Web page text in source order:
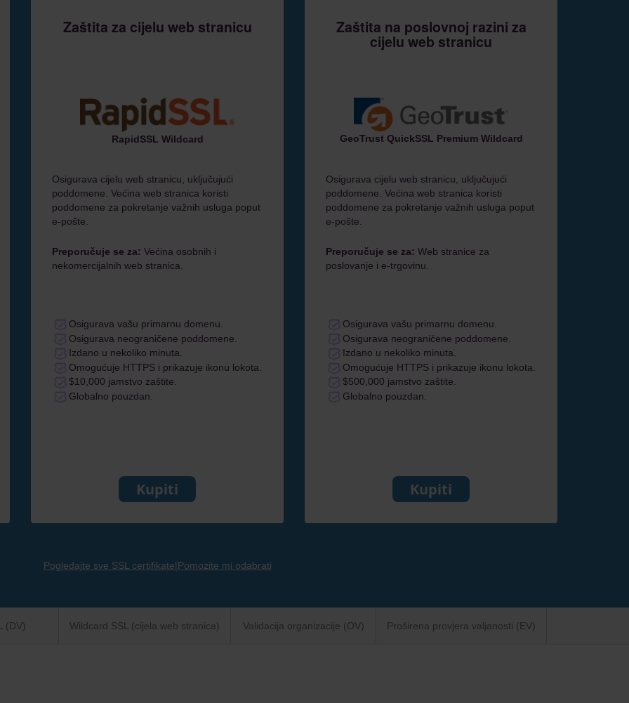
Zaštita za cijelu web stranicu
RapidSSL Wildcard
Osigurava cijelu web stranicu, uključujući
poddomene. Većina web stranica koristi
poddomene za pokretanje važnih usluga poput
e-pošte.
Preporučuje se za: Većina osobnih i
nekomercijalnih web stranica.
Osigurava vašu primarnu domenu.
Osigurava neograničene poddomene.
Izdano u nekoliko minuta.
Omogućuje HTTPS i prikazuje ikonu lokota.
$10,000 jamstvo zaštite.
Globalno pouzdan.
Kupiti
Zaštita na poslovnoj razini za
cijelu web stranicu
GeoTrust QuickSSL Premium Wildcard
Osigurava cijelu web stranicu, uključujući
poddomene. Većina web stranica koristi
poddomene za pokretanje važnih usluga poput
e-pošte.
Preporučuje se za: Web stranice za
poslovanje i e-trgovinu.
Osigurava vašu primarnu domenu.
Osigurava neograničene poddomene.
Izdano u nekoliko minuta.
Omogućuje HTTPS i prikazuje ikonu lokota.
$500,000 jamstvo zaštite.
Globalno pouzdan.
Kupiti
Pogledajte sve SSL certifikate|Pomozite mi odabrati
(DV) Wildcard SSL (cijela web stranica) Validacija organizacije (OV) Proširena provjera valjanosti (EV)